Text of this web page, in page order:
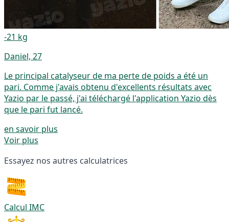
-21 kg
Daniel, 27
Le principal catalyseur de ma perte de poids a été un
pari. Comme j'avais obtenu d'excellents résultats avec
Yazio par le passé, j'ai téléchargé l'application Yazio dès
que le pari fut lancé.
en savoir plus
Voir plus
Essayez nos autres calculatrices
Calcul IMC